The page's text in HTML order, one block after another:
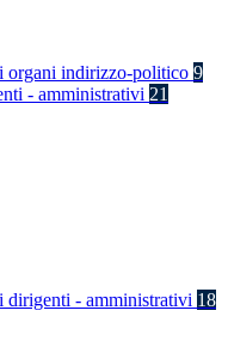
organi indirizzo-politico 9
- amministrativi 21
dirigenti - amministrativi 18